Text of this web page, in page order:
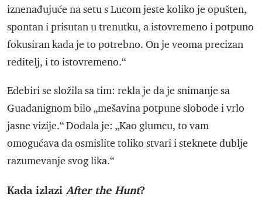
iznenađujuće na setu s Lucom jeste koliko je opušten,
spontan i prisutan u trenutku, a istovremeno i potpuno
fokusiran kada je to potrebno. On je veoma precizan
reditelj, i to istovremeno.“
Edebiri se složila sa tim: rekla je da je snimanje sa
Guadanignom bilo „mešavina potpune slobode i vrlo
jasne vizije.“ Dodala je: „Kao glumcu, to vam
omogućava da osmislite toliko stvari i steknete dublje
razumevanje svog lika.“
Kada izlazi After the Hunt?